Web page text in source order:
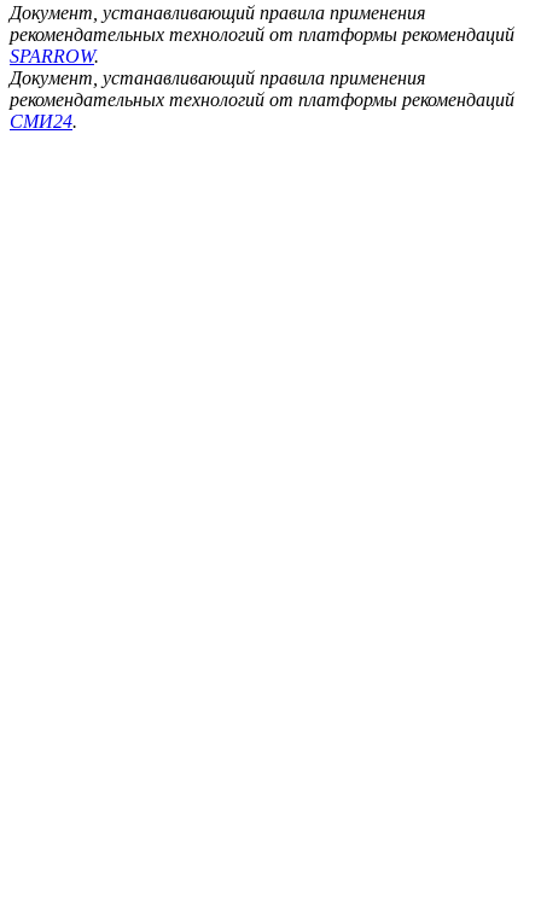
Документ, устанавливающий правила применения
рекомендательных технологий от платформы рекомендаций
SPARROW.
Документ, устанавливающий правила применения
рекомендательных технологий от платформы рекомендаций
СМИ24.